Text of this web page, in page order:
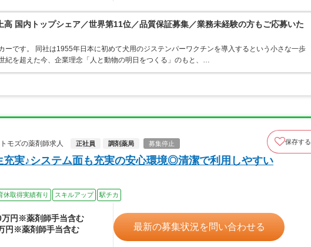
高 国内トップシェア／世界第11位／品質保証募集／業務未経験の方もご応募いた
ーです。 同社は1955年日本に初めて犬用のジステンパーワクチンを導入するという小さな一歩
紀を超えた今、企業理念「人と動物の明日をつくる」のもと、…
モズの薬剤師求人
正社員 調剤薬局 募集停止 保存する
充実♪システム面も充実の安心環境◎清潔で利用しやすい
休取得実績有り スキルアップ 駅チカ
万円※薬剤師手当含む
円※薬剤師手当含む
最新の募集状況を問い合わせる